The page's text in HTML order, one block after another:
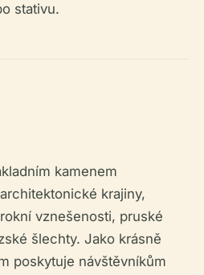
stativu.
kamenem
krajiny,
vznešenosti, pruské
šlechty. Jako krásně
poskytuje návštěvníkům